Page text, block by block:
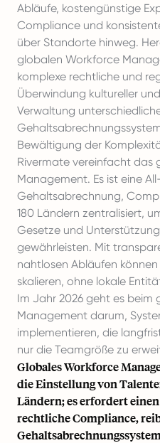
Abläufe, kostengünstige
Compliance und
über Standorte hinweg.
globalen Workforce
komplexe rechtliche und
Überwindung kultureller
Verwaltung
Bewältigung der
Rivermate vereinfacht das
Management. Es ist eine
Gehaltsabrechnung,
180 Ländern zentralisiert,
Gesetze und
gewährleisten. Mit
nahtlosen Abläufen
skalieren, ohne lokale
Im Jahr 2026 geht es beim
Management darum,
implementieren, die
nur die Teamgröße zu
Globales Workforce
die Einstellung von
Ländern; es erfordert
rechtliche Compliance,